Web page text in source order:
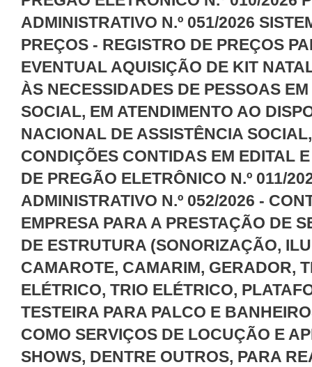
ADMINISTRATIVO N.º 051/2026
PREÇOS - REGISTRO DE PREÇOS
EVENTUAL AQUISIÇÃO DE KIT
ÀS NECESSIDADES DE PESSOAS
SOCIAL, EM ATENDIMENTO AO
NACIONAL DE ASSISTÊNCIA
CONDIÇÕES CONTIDAS EM EDITAL
DE PREGÃO ELETRÔNICO N.º 011/
ADMINISTRATIVO N.º 052/2026 -
EMPRESA PARA A PRESTAÇÃO DE
DE ESTRUTURA (SONORIZAÇÃO,
CAMAROTE, CAMARIM, GERADOR,
ELÉTRICO, TRIO ELÉTRICO,
TESTEIRA PARA PALCO E
COMO SERVIÇOS DE LOCUÇÃO E
SHOWS, DENTRE OUTROS, PARA